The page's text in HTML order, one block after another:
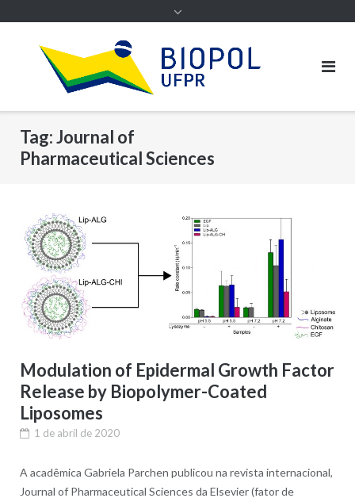
Tag:Journal of
Pharmaceutical Sciences
Modulation of Epidermal Growth Factor
Release by Biopolymer-Coated
Liposomes
1 de abril de 2020
A acadêmica Gabriela Parchen publicou na revista internacional,
Journal of Pharmaceutical Sciences da Elsevier (fator de